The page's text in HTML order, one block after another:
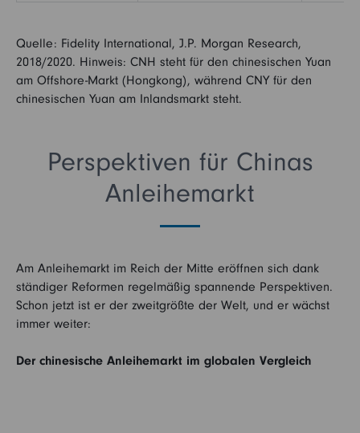
Quelle: Fidelity International, J.P. Morgan Research,
2018/2020. Hinweis: CNH steht für den chinesischen Yuan
am Offshore-Markt (Hongkong), während CNY für den
chinesischen Yuan am Inlandsmarkt steht.
Perspektiven für Chinas
Anleihemarkt
Am Anleihemarkt im Reich der Mitte eröffnen sich dank
ständiger Reformen regelmäßig spannende Perspektiven.
Schon jetzt ist er der zweitgrößte der Welt, und er wächst
immer weiter:
Der chinesische Anleihemarkt im globalen Vergleich